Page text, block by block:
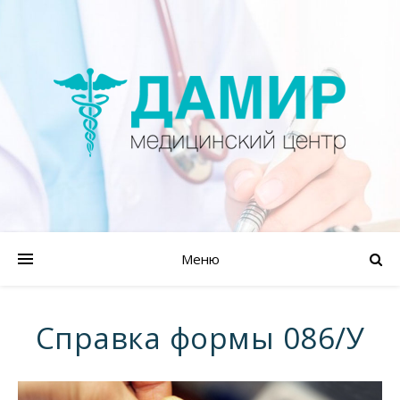
Меню
Справка формы 086/У